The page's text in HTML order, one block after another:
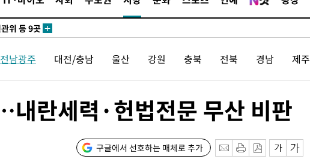
장
일 후 발
전남광주 대전/충남 울산 강원 충북 전북 경남 제주
란세력·헌법전문 무산 비판
구글에서 선호하는 매체로 추가